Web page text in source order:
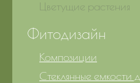
Цветущие растения
Фитодизайн
Композиции
Стеклянные емкости